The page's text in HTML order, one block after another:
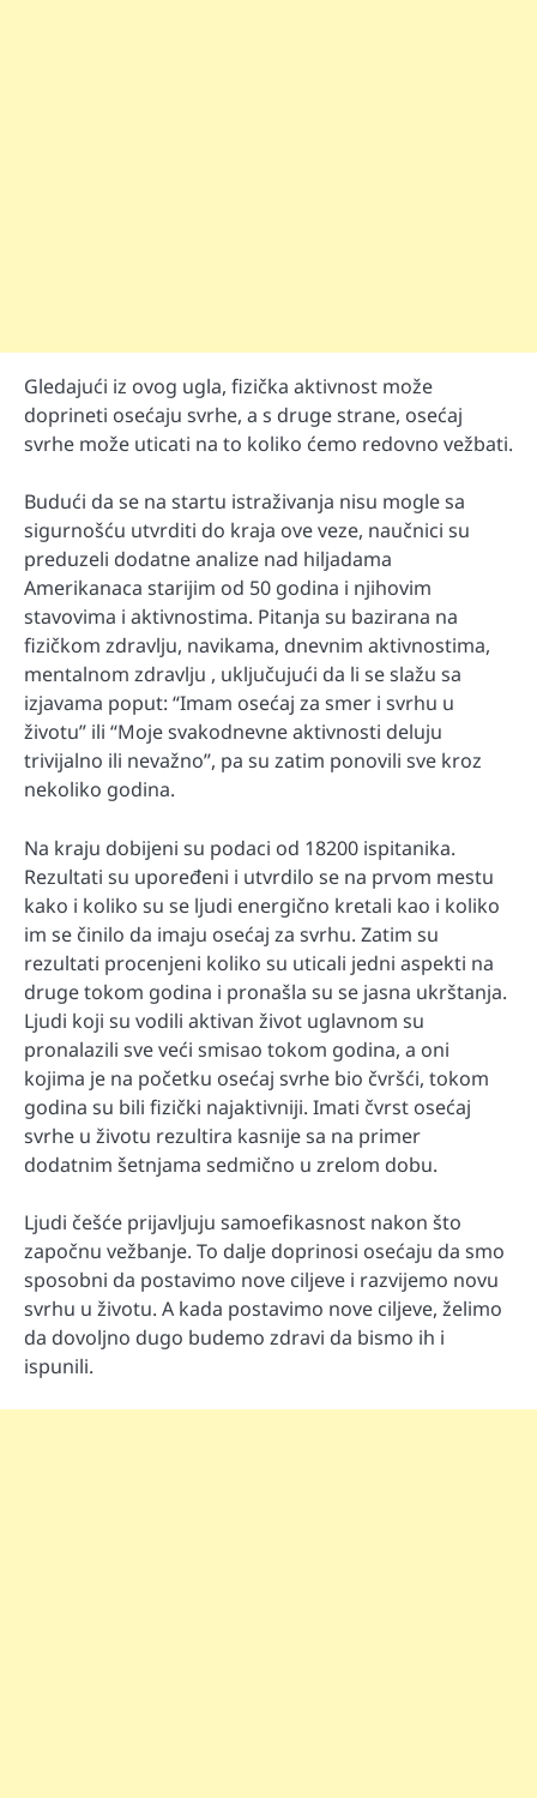
Gledajući iz ovog ugla, fizička aktivnost može
doprineti osećaju svrhe, a s druge strane, osećaj
svrhe može uticati na to koliko ćemo redovno vežbati.
Budući da se na startu istraživanja nisu mogle sa
sigurnošću utvrditi do kraja ove veze, naučnici su
preduzeli dodatne analize nad hiljadama
Amerikanaca starijim od 50 godina i njihovim
stavovima i aktivnostima. Pitanja su bazirana na
fizičkom zdravlju, navikama, dnevnim aktivnostima,
mentalnom zdravlju , uključujući da li se slažu sa
izjavama poput: “Imam osećaj za smer i svrhu u
životu” ili “Moje svakodnevne aktivnosti deluju
trivijalno ili nevažno”, pa su zatim ponovili sve kroz
nekoliko godina.
Na kraju dobijeni su podaci od 18200 ispitanika.
Rezultati su upoređeni i utvrdilo se na prvom mestu
kako i koliko su se ljudi energično kretali kao i koliko
im se činilo da imaju osećaj za svrhu. Zatim su
rezultati procenjeni koliko su uticali jedni aspekti na
druge tokom godina i pronašla su se jasna ukrštanja.
Ljudi koji su vodili aktivan život uglavnom su
pronalazili sve veći smisao tokom godina, a oni
kojima je na početku osećaj svrhe bio čvršći, tokom
godina su bili fizički najaktivniji. Imati čvrst osećaj
svrhe u životu rezultira kasnije sa na primer
dodatnim šetnjama sedmično u zrelom dobu.
Ljudi češće prijavljuju samoefikasnost nakon što
započnu vežbanje. To dalje doprinosi osećaju da smo
sposobni da postavimo nove ciljeve i razvijemo novu
svrhu u životu. A kada postavimo nove ciljeve, želimo
da dovoljno dugo budemo zdravi da bismo ih i
ispunili.